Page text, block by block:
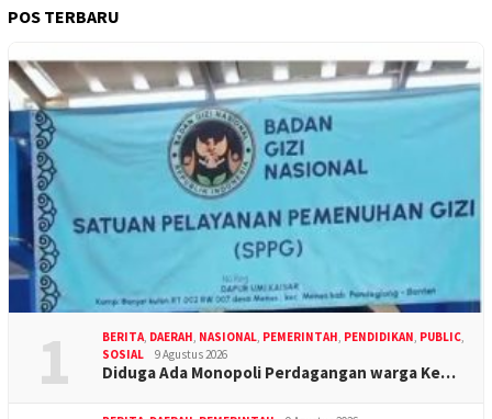
POS TERBARU
1 BERITA, DAERAH, NASIONAL, PEMERINTAH, PENDIDIKAN, PUBLIC,
SOSIAL
9 Agustus 2026
Diduga Ada Monopoli Perdagangan warga Ke…